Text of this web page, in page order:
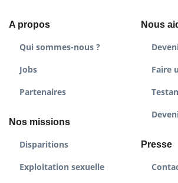
A propos
Qui sommes-nous ?
Jobs
Partenaires
Nos missions
Disparitions
Exploitation sexuelle
Nous
Faire
Presse